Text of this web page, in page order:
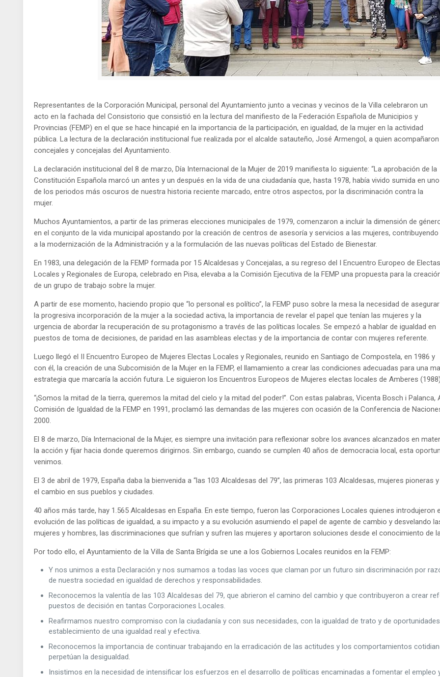
Representantes de la Corporación Municipal, personal del Ayuntamiento junto a vecinas y vecinos de la Villa celebraron un
acto en la fachada del Consistorio que consistió en la lectura del manifiesto de la Federación Española de Municipios y
Provincias (FEMP) en el que se hace hincapié en la importancia de la participación, en igualdad, de la mujer en la actividad
pública. La lectura de la declaración institucional fue realizada por el alcalde satauteño, José Armengol, a quien acompañaron
concejales y concejalas del Ayuntamiento.
La declaración institucional del 8 de marzo, Día Internacional de la Mujer de 2019 manifiesta lo siguiente: “La aprobación de la
Constitución Española marcó un antes y un después en la vida de una ciudadanía que, hasta 1978, había vivido sumida en uno
de los periodos más oscuros de nuestra historia reciente marcado, entre otros aspectos, por la discriminación contra la
mujer.
Muchos Ayuntamientos, a partir de las primeras elecciones municipales de 1979, comenzaron a incluir la dimensión de
en el conjunto de la vida municipal apostando por la creación de centros de asesoría y servicios a las mujeres, contribuyendo
a la modernización de la Administración y a la formulación de las nuevas políticas del Estado de Bienestar.
En 1983, una delegación de la FEMP formada por 15 Alcaldesas y Concejalas, a su regreso del I Encuentro Europeo de
Locales y Regionales de Europa, celebrado en Pisa, elevaba a la Comisión Ejecutiva de la FEMP una propuesta para la
de un grupo de trabajo sobre la mujer.
A partir de ese momento, haciendo propio que “lo personal es político”, la FEMP puso sobre la mesa la necesidad de asegurar
la progresiva incorporación de la mujer a la sociedad activa, la importancia de revelar el papel que tenían las mujeres y la
urgencia de abordar la recuperación de su protagonismo a través de las políticas locales. Se empezó a hablar de igualdad en
puestos de toma de decisiones, de paridad en las asambleas electas y de la importancia de contar con mujeres referente.
Luego llegó el II Encuentro Europeo de Mujeres Electas Locales y Regionales, reunido en Santiago de Compostela, en 1986 y
con él, la creación de una Subcomisión de la Mujer en la FEMP, el llamamiento a crear las condiciones adecuadas para una
estrategia que marcaría la acción futura. Le siguieron los Encuentros Europeos de Mujeres electas locales de Amberes
“¡Somos la mitad de la tierra, queremos la mitad del cielo y la mitad del poder!”. Con estas palabras, Vicenta Bosch i
Comisión de Igualdad de la FEMP en 1991, proclamó las demandas de las mujeres con ocasión de la Conferencia de
2000.
El 8 de marzo, Día Internacional de la Mujer, es siempre una invitación para reflexionar sobre los avances alcanzados en
la acción y fijar hacia donde queremos dirigirnos. Sin embargo, cuando se cumplen 40 años de democracia local, esta
venimos.
El 3 de abril de 1979, España daba la bienvenida a “las 103 Alcaldesas del 79”, las primeras 103 Alcaldesas, mujeres
el cambio en sus pueblos y ciudades.
40 años más tarde, hay 1.565 Alcaldesas en España. En este tiempo, fueron las Corporaciones Locales quienes
evolución de las políticas de igualdad, a su impacto y a su evolución asumiendo el papel de agente de cambio y desvelando
mujeres y hombres, las discriminaciones que sufrían y sufren las mujeres y aportaron soluciones desde el conocimiento de
Por todo ello, el Ayuntamiento de la Villa de Santa Brígida se une a los Gobiernos Locales reunidos en la FEMP:
Y nos unimos a esta Declaración y nos sumamos a todas las voces que claman por un futuro sin discriminación por
de nuestra sociedad en igualdad de derechos y responsabilidades.
Reconocemos la valentía de las 103 Alcaldesas del 79, que abrieron el camino del cambio y que contribuyeron a crear
puestos de decisión en tantas Corporaciones Locales.
Reafirmamos nuestro compromiso con la ciudadanía y con sus necesidades, con la igualdad de trato y de
establecimiento de una igualdad real y efectiva.
Reconocemos la importancia de continuar trabajando en la erradicación de las actitudes y los comportamientos
perpetúan la desigualdad.
Insistimos en la necesidad de intensificar los esfuerzos en el desarrollo de políticas encaminadas a fomentar el empleo